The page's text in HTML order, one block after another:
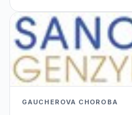
GAUCHEROVA CHOROBA